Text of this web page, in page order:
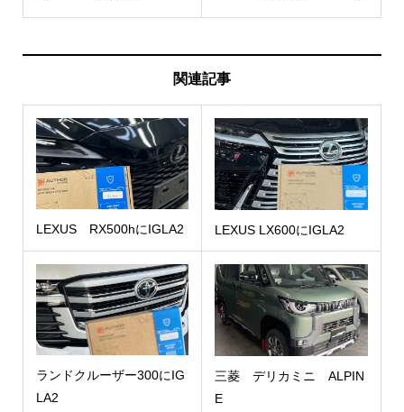
関連記事
LEXUS RX500hにIGLA2 LEXUS LX600にIGLA2
ランドクルーザー300にIG
LA2
三菱 デリカミニ ALPIN
E